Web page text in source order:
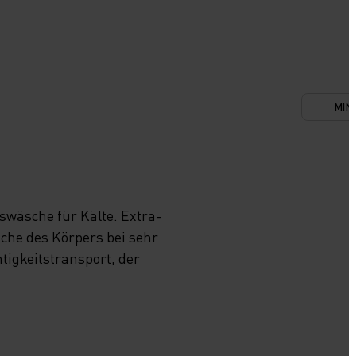
L
D
D
für Kälte. Extra-
des Körpers bei sehr
der